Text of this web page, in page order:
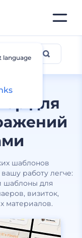
для
шаблонов
работу легче:
шаблоны для
визиток,
материалов.
language